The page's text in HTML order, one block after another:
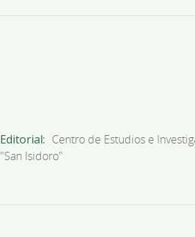
Editorial
Centro de Estudios e
"San Isidoro"